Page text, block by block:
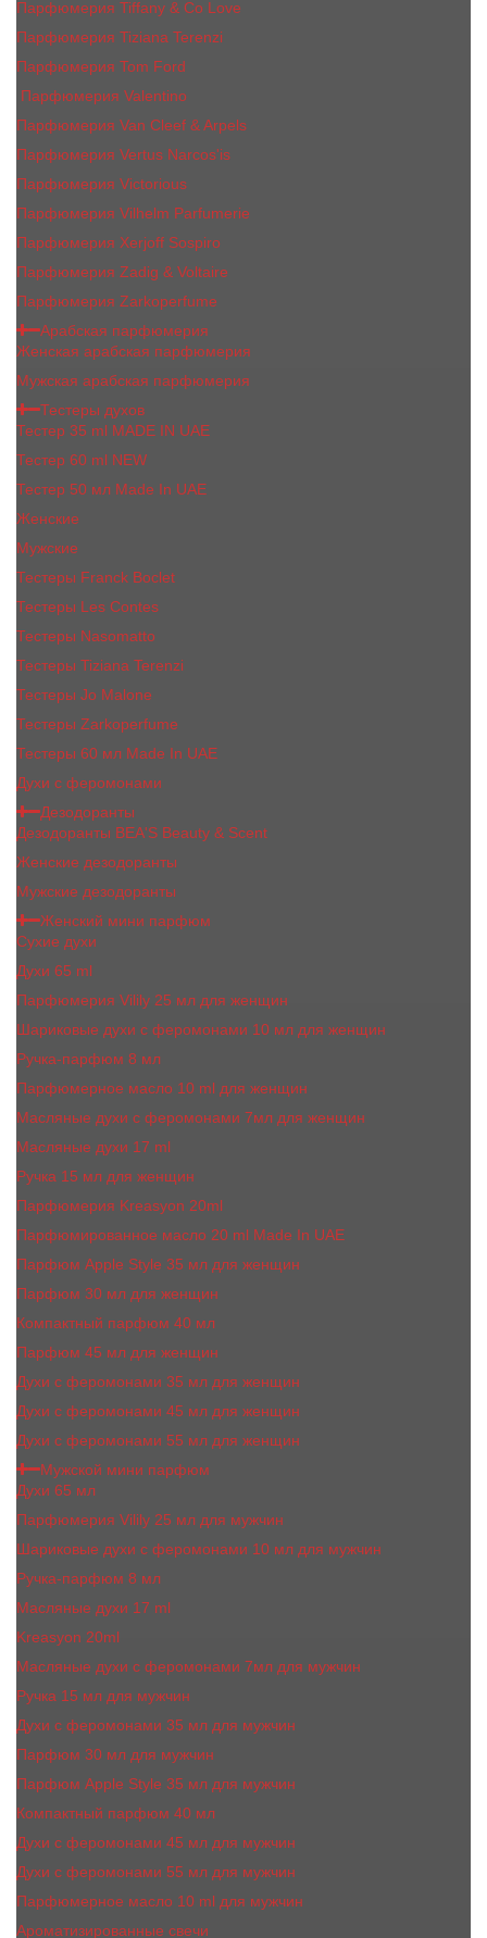
Парфюмерия Tiffany & Co Love
Парфюмерия Tiziana Terenzi
Парфюмерия Tom Ford
Парфюмерия Valentino
Парфюмерия Van Cleef & Arpels
Парфюмерия Vertus Narcos'is
Парфюмерия Victorious
Парфюмерия Vilhelm Parfumerie
Парфюмерия Xerjoff Sospiro
Парфюмерия Zadig & Voltaire
Парфюмерия Zarkoperfume
Арабская парфюмерия
Женская арабская парфюмерия
Мужская арабская парфюмерия
Тестеры духов
Тестер 35 ml MADE IN UAE
Тестер 60 ml NEW
Тестер 50 мл Made In UAE
Женские
Мужские
Тестеры Franck Boclet
Тестеры Les Contes
Тестеры Nasomatto
Тестеры Tiziana Terenzi
Тестеры Jо Malоnе
Тестеры Zarkoperfume
Тестеры 60 мл Made In UAE
Духи с феромонами
Дезодоранты
Дезодоранты BEA'S Beauty & Scent
Женские дезодоранты
Мужские дезодоранты
Женский мини парфюм
Сухие духи
Духи 65 ml
Парфюмерия Vilily 25 мл для женщин
Шариковые духи с феромонами 10 мл для женщин
Ручка-парфюм 8 мл
Парфюмерное масло 10 ml для женщин
Масляные духи c феромонами 7мл для женщин
Масляные духи 17 ml
Ручка 15 мл для женщин
Парфюмерия Kreasyon 20ml
Парфюмированное масло 20 ml Made In UAE
Парфюм Apple Style 35 мл для женщин
Парфюм 30 мл для женщин
Компактный парфюм 40 мл
Парфюм 45 мл для женщин
Духи с феромонами 35 мл для женщин
Духи с феромонами 45 мл для женщин
Духи с феромонами 55 мл для женщин
Мужской мини парфюм
Духи 65 мл
Парфюмерия Vilily 25 мл для мужчин
Шариковые духи с феромонами 10 мл для мужчин
Ручка-парфюм 8 мл
Масляные духи 17 ml
Kreasyon 20ml
Масляные духи c феромонами 7мл для мужчин
Ручка 15 мл для мужчин
Духи с феромонами 35 мл для мужчин
Парфюм 30 мл для мужчин
Парфюм Apple Style 35 мл для мужчин
Компактный парфюм 40 мл
Духи с феромонами 45 мл для мужчин
Духи с феромонами 55 мл для мужчин
Парфюмерное масло 10 ml для мужчин
Ароматизированные свечи